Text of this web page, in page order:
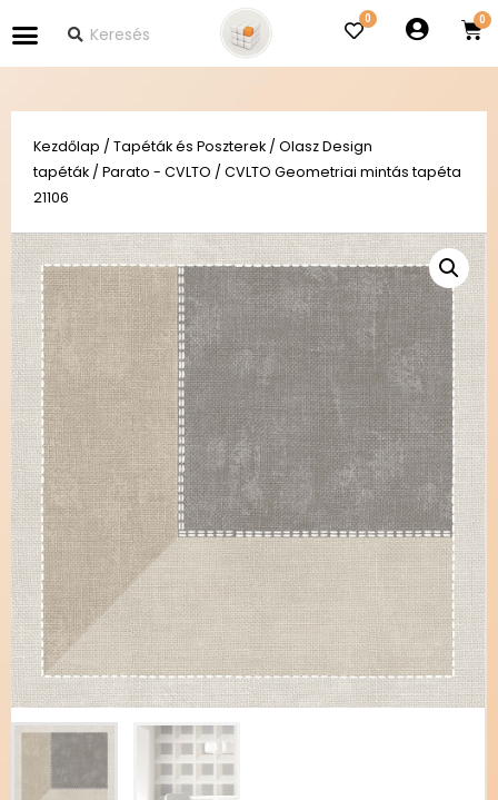
0
Kezdőlap / Tapéták és Poszterek / Olasz Design
tapéták / Parato - CVLTO / CVLTO Geometriai mintás tapéta
21106